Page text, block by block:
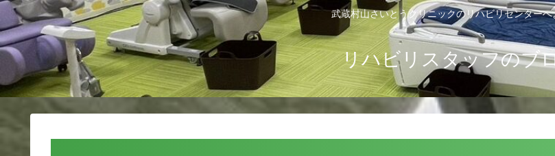
武蔵村山さいとうクリニックのリハビリセンターへ
リハビリスタッフのブ